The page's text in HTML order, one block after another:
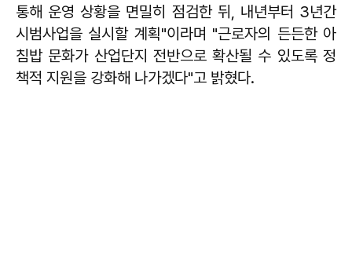
통해 운영 상황을 면밀히 점검한 뒤, 내년부터 3년간
시범사업을 실시할 계획"이라며 "근로자의 든든한 아
침밥 문화가 산업단지 전반으로 확산될 수 있도록 정
책적 지원을 강화해 나가겠다"고 밝혔다.